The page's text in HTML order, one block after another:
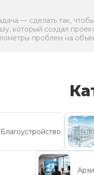
— сделать так,
который создал
проблем на
Благоустройство